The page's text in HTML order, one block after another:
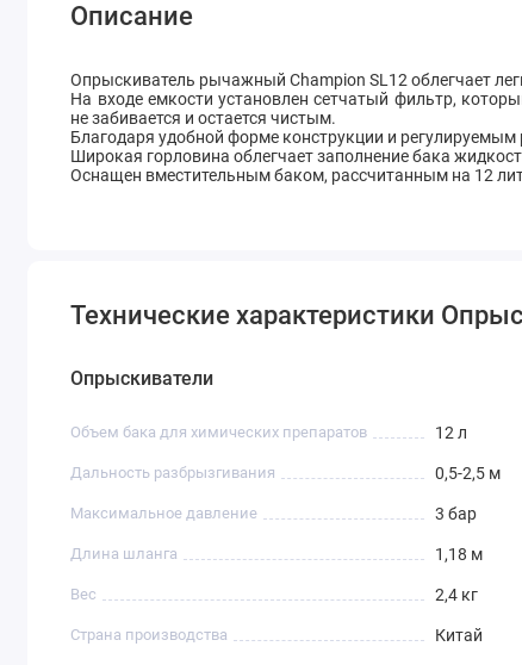
Описание
Опрыскиватель рычажный Champion SL12 облегчает
На входе емкости установлен сетчатый фильтр,
не забивается и остается чистым.
Благодаря удобной форме конструкции и
Широкая горловина облегчает заполнение бака
Оснащен вместительным баком, рассчитанным на 12
Технические характеристики
Опрыскиватели
Объем бака для химических препаратов 12 л
Дальность разбрызгивания 0,5-2,5 м
Максимальное давление 3 бар
Длина шланга 1,18 м
Вес 2,4 кг
Страна производства Китай